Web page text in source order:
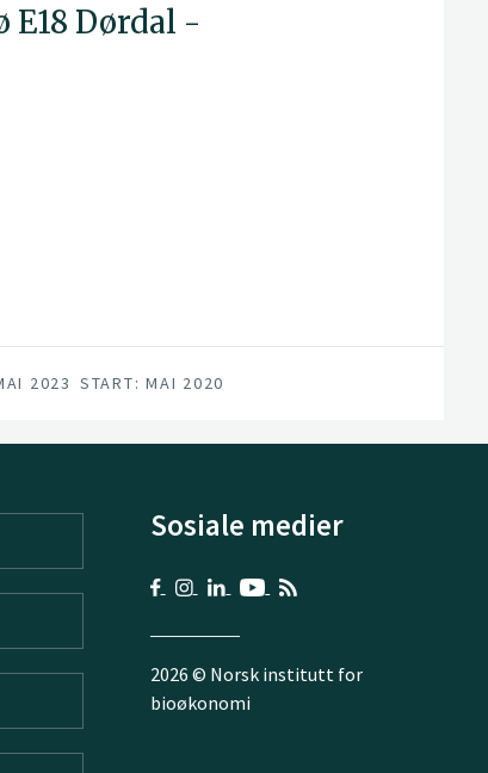
Dørdal -
2023 START: MAI 2020
Sosiale medier
2026 © Norsk institutt for
bioøkonomi